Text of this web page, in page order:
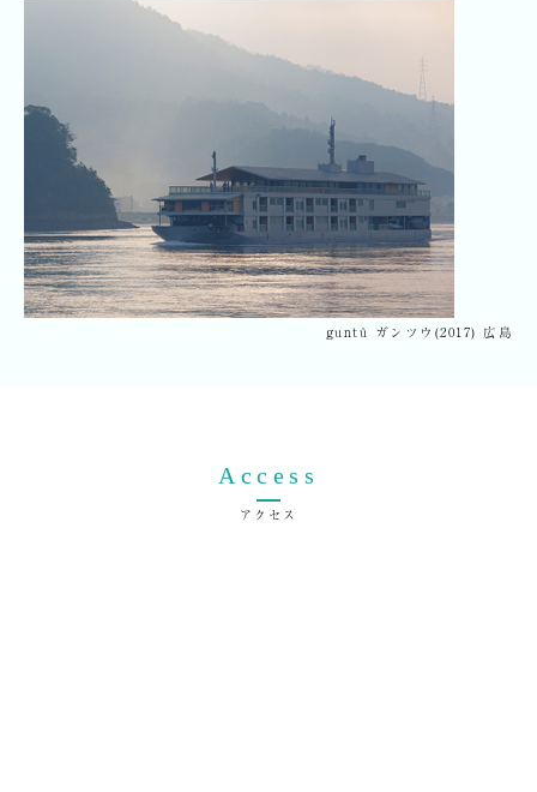
guntû ガンツウ(2017) 広島
Access
アクセス